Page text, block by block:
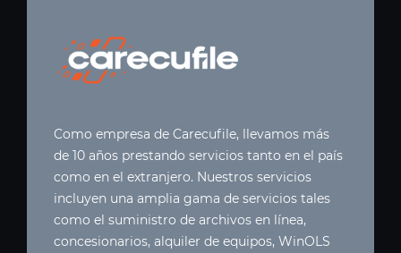
Como empresa de Carecufile, llevamos más
de 10 años prestando servicios tanto en el país
como en el extranjero. Nuestros servicios
incluyen una amplia gama de servicios tales
como el suministro de archivos en línea,
concesionarios, alquiler de equipos, WinOLS